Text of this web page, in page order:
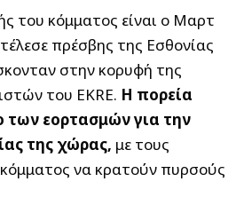
του κόμματος είναι ο Μαρτ
πρέσβης της Εσθονίας
στην κορυφή της
του EKRE. Η πορεία
των εορτασμών για την
της χώρας, με τους
να κρατούν πυρσούς